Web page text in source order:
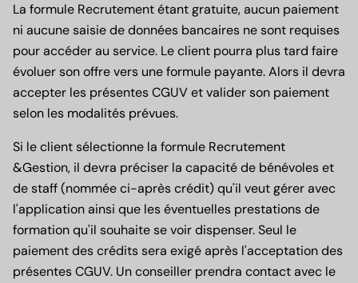
La formule Recrutement étant gratuite, aucun paiement
ni aucune saisie de données bancaires ne sont requises
pour accéder au service. Le client pourra plus tard faire
évoluer son offre vers une formule payante. Alors il devra
accepter les présentes CGUV et valider son paiement
selon les modalités prévues.
Si le client sélectionne la formule Recrutement
&Gestion, il devra préciser la capacité de bénévoles et
de staff (nommée ci-après crédit) qu'il veut gérer avec
l'application ainsi que les éventuelles prestations de
formation qu'il souhaite se voir dispenser. Seul le
paiement des crédits sera exigé après l'acceptation des
présentes CGUV. Un conseiller prendra contact avec le